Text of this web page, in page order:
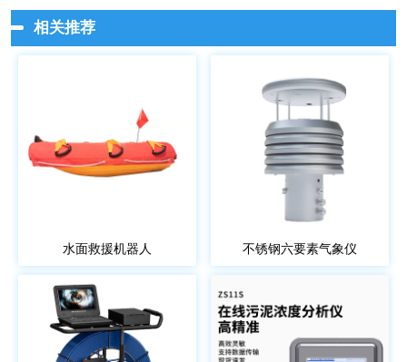
相关推荐
水面救援机器人 不锈钢六要素气象仪